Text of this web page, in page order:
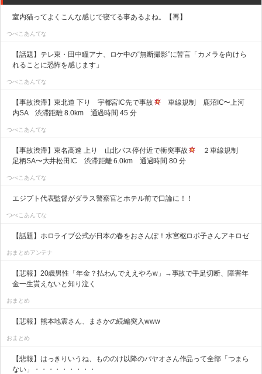
室内猫ってよくこんな感じで寝てる事あるよね。【再】
つべこあんてな
【話題】テレ東・田中瞳アナ、ロケ中の“無断撮影”に苦言「カメラを向けら
れることに恐怖を感じます」
つべこあんてな
【事故渋滞】東北道 下り 宇都宮IC先で事故
車線規制 鹿沼IC〜上河
内SA 渋滞距離 8.0km 通過時間 45 分
つべこあんてな
【事故渋滞】東名高速 上り 山北バス停付近で衝突事故
２車線規制
足柄SA〜大井松田IC 渋滞距離 6.0km 通過時間 80 分
つべこあんてな
エジプト代表監督がダラス警察官とホテル前で口論に！！
つべこあんてな
【話題】ホロライブ公式が日本の春をおさんぽ！水宮枢ロボ子さんアキロゼ
おまとめアンテナ
【悲報】20歳男性「年金？払わんでええやろw」→事故で手足切断、障害年
金一生貰えないと知り泣く
おまとめ
【悲報】熊本地震さん、まさかの続編突入www
おまとめ
【悲報】はっきりいうね、もののけ以降のパヤオさん作品って全部「つまら
ない」・・・・・・・・・